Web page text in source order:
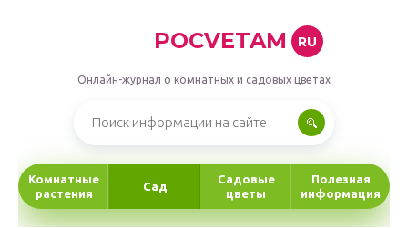
POCVETAM RU
Онлайн-журнал о комнатных и садовых цветах
Комнатные
растения
Сад
Садовые
цветы
Полезная
информация